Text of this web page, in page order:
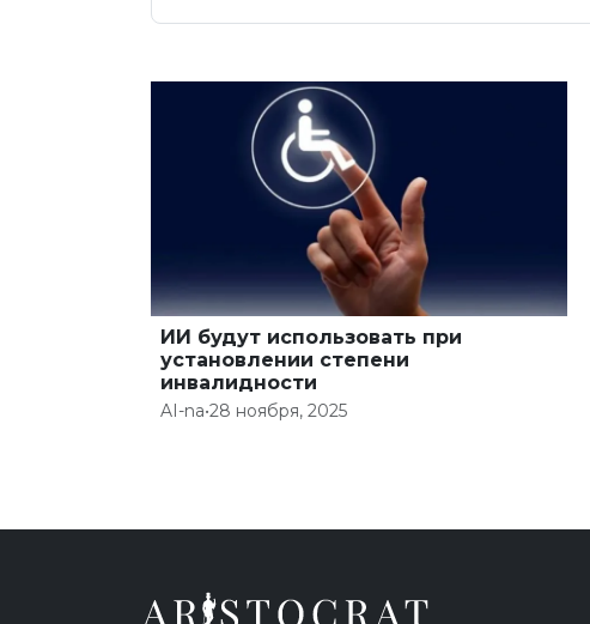
ИИ будут использовать при
установлении степени
инвалидности
AI-na•28 ноября, 2025